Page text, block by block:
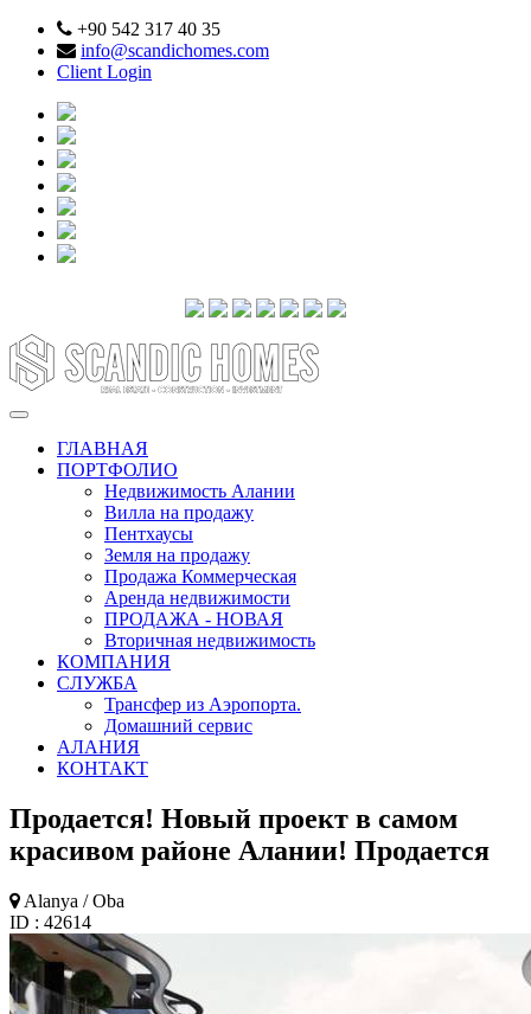
+90 542 317 40 35
info@scandichomes.com
Client Login
ГЛАВНАЯ
ПОРТФОЛИО
Недвижимость Алании
Вилла на продажу
Пентхаусы
Земля на продажу
Продажа Коммерческая
Аренда недвижимости
ПРОДАЖА - НОВАЯ
Вторичная недвижимость
КОМПАНИЯ
СЛУЖБА
Трансфер из Аэропорта.
Домашний сервис
АЛАНИЯ
КОНТАКТ
Продается! Новый проект в самом
красивом районе Алании! Продается
Alanya / Oba
ID : 42614